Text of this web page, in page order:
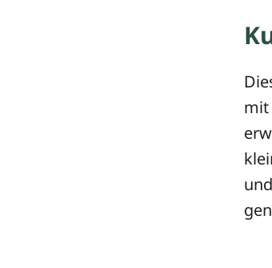
mit